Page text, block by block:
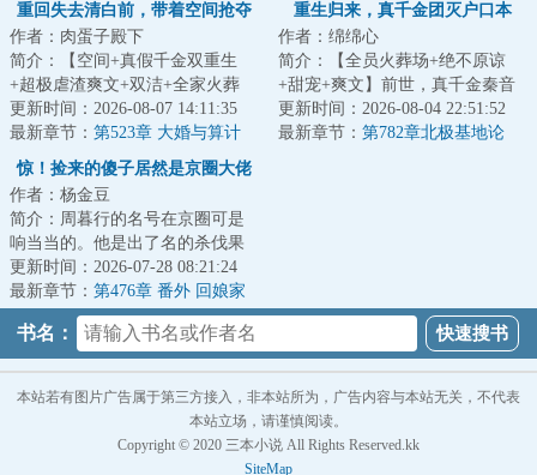
重回失去清白前，带着空间抢夺
江山
作者：肉蛋子殿下
简介：【空间+真假千金双重生
+超极虐渣爽文+双洁+全家火葬
场】&lt;br/&gt;【白切黑、貌美绝
伦贵女+禁欲、...
更新时间：2026-08-07 14:11:35
最新章节： 第523章 大婚与算计
重生归来，真千金团灭户口本
作者：绵绵心
简介：【全员火葬场+绝不原谅
+甜宠+爽文】前世，真千金秦音
认亲回家后拼命讨好付出，渴求
亲情，临死前全...
更新时间：2026-08-04 22:51:52
最新章节： 第782章北极基地论
惊！捡来的傻子居然是京圈大佬
作者：杨金豆
简介：周暮行的名号在京圈可是
响当当的。他是出了名的杀伐果
断，腹黑无情，在一众兄弟里
面，优秀到让人望...
更新时间：2026-07-28 08:21:24
最新章节： 第476章 番外 回娘家
书名：
本站若有图片广告属于第三方接入，非本站所为，广告内容与本站无关，不代表
本站立场，请谨慎阅读。
Copyright © 2020 三本小说 All Rights Reserved.kk
SiteMap